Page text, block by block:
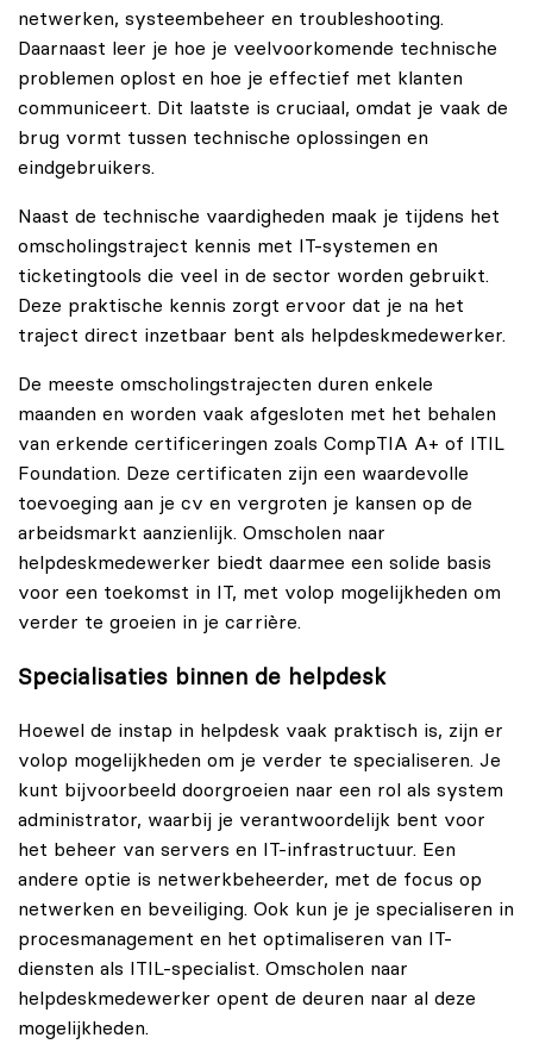
netwerken, systeembeheer en troubleshooting.
Daarnaast leer je hoe je veelvoorkomende technische
problemen oplost en hoe je effectief met klanten
communiceert. Dit laatste is cruciaal, omdat je vaak de
brug vormt tussen technische oplossingen en
eindgebruikers.
Naast de technische vaardigheden maak je tijdens het
omscholingstraject kennis met IT-systemen en
ticketingtools die veel in de sector worden gebruikt.
Deze praktische kennis zorgt ervoor dat je na het
traject direct inzetbaar bent als helpdeskmedewerker.
De meeste omscholingstrajecten duren enkele
maanden en worden vaak afgesloten met het behalen
van erkende certificeringen zoals CompTIA A+ of ITIL
Foundation. Deze certificaten zijn een waardevolle
toevoeging aan je cv en vergroten je kansen op de
arbeidsmarkt aanzienlijk. Omscholen naar
helpdeskmedewerker biedt daarmee een solide basis
voor een toekomst in IT, met volop mogelijkheden om
verder te groeien in je carrière.
Specialisaties binnen de helpdesk
Hoewel de instap in helpdesk vaak praktisch is, zijn er
volop mogelijkheden om je verder te specialiseren. Je
kunt bijvoorbeeld doorgroeien naar een rol als system
administrator, waarbij je verantwoordelijk bent voor
het beheer van servers en IT-infrastructuur. Een
andere optie is netwerkbeheerder, met de focus op
netwerken en beveiliging. Ook kun je je specialiseren in
procesmanagement en het optimaliseren van IT-
diensten als ITIL-specialist. Omscholen naar
helpdeskmedewerker opent de deuren naar al deze
mogelijkheden.